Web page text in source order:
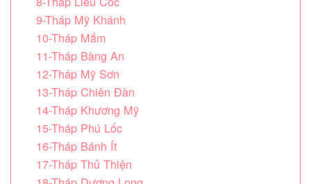
9-Tháp Mỹ Khánh
10-Tháp Mắm
11-Tháp Bàng An
12-Tháp Mỹ Sơn
13-Tháp Chiên Đàn
14-Tháp Khương Mỹ
15-Tháp Phú Lốc
16-Tháp Bánh Ít
17-Tháp Thủ Thiện